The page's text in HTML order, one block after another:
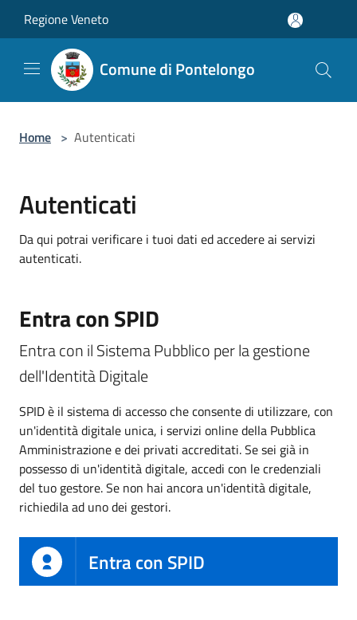
Regione Veneto
Comune di Pontelongo
Home > Autenticati
Autenticati
Da qui potrai verificare i tuoi dati ed accedere ai servizi
autenticati.
Entra con SPID
Entra con il Sistema Pubblico per la gestione
dell'Identità Digitale
SPID è il sistema di accesso che consente di utilizzare, con
un'identità digitale unica, i servizi online della Pubblica
Amministrazione e dei privati accreditati. Se sei già in
possesso di un'identità digitale, accedi con le credenziali
del tuo gestore. Se non hai ancora un'identità digitale,
richiedila ad uno dei gestori.
Entra con SPID